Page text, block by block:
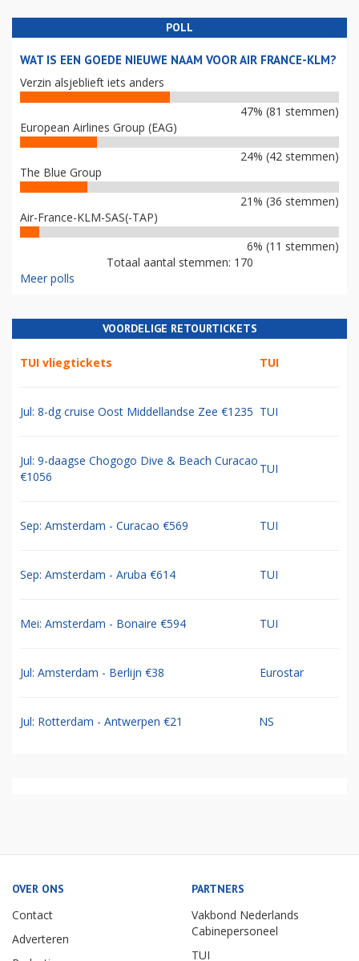
POLL
WAT IS EEN GOEDE NIEUWE NAAM VOOR AIR FRANCE-KLM?
Verzin alsjeblieft iets anders
47% (81 stemmen)
European Airlines Group (EAG)
24% (42 stemmen)
The Blue Group
21% (36 stemmen)
Air-France-KLM-SAS(-TAP)
6% (11 stemmen)
Totaal aantal stemmen: 170
Meer polls
VOORDELIGE RETOURTICKETS
TUI vliegtickets TUI
Jul: 8-dg cruise Oost Middellandse Zee €1235 TUI
Jul: 9-daagse Chogogo Dive & Beach Curacao
€1056
TUI
Sep: Amsterdam - Curacao €569 TUI
Sep: Amsterdam - Aruba €614 TUI
Mei: Amsterdam - Bonaire €594 TUI
Jul: Amsterdam - Berlijn €38 Eurostar
Jul: Rotterdam - Antwerpen €21 NS
OVER ONS
Contact
Adverteren
PARTNERS
Vakbond Nederlands
Cabinepersoneel
TUI